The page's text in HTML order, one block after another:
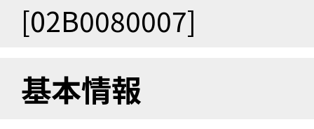
[02B0080007]
基本情報